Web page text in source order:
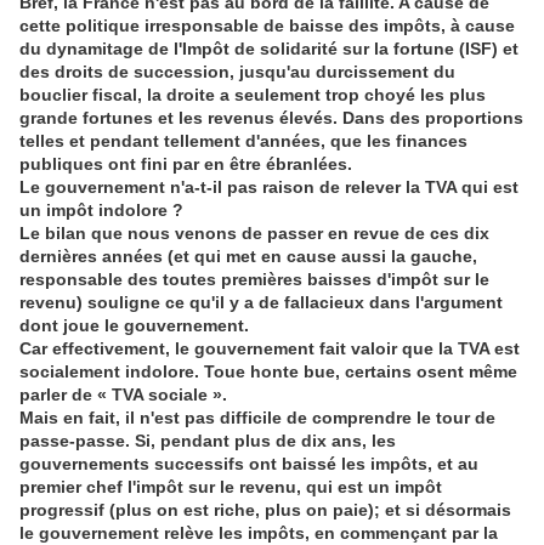
cette politique irresponsable de baisse des impôts, à cause
du dynamitage de l'Impôt de solidarité sur la fortune (ISF) et
des droits de succession, jusqu'au durcissement du
bouclier fiscal, la droite a seulement trop choyé les plus
grande fortunes et les revenus élevés. Dans des proportions
telles et pendant tellement d'années, que les finances
publiques ont fini par en être ébranlées.
Le gouvernement n'a-t-il pas raison de relever la TVA qui est
un impôt indolore ?
Le bilan que nous venons de passer en revue de ces dix
dernières années (et qui met en cause aussi la gauche,
responsable des toutes premières baisses d'impôt sur le
revenu) souligne ce qu'il y a de fallacieux dans l'argument
dont joue le gouvernement.
Car effectivement, le gouvernement fait valoir que la TVA est
socialement indolore. Toue honte bue, certains osent même
parler de « TVA sociale ».
Mais en fait, il n'est pas difficile de comprendre le tour de
passe-passe. Si, pendant plus de dix ans, les
gouvernements successifs ont baissé les impôts, et au
premier chef l'impôt sur le revenu, qui est un impôt
progressif (plus on est riche, plus on paie); et si désormais
le gouvernement relève les impôts, en commençant par la